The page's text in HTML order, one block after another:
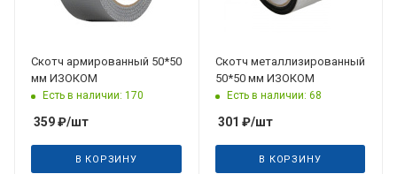
Скотч армированный 50*50
мм ИЗОКОМ
Есть в наличии: 170
359₽/шт
В КОРЗИНУ
Скотч металлизированный
50*50 мм ИЗОКОМ
Есть в наличии: 68
301 ₽/шт
В КОРЗИНУ